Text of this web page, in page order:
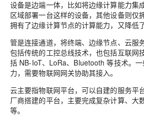
设备是边端一体，比如将边缘计算能力集
区域部署一台这样的设备，其他设备则仅
拥有了边缘计算节点的计算能力，又降低
管是连接通道，将终端、边缘节点、云服
包括传统的工控总线技术，也包括互联网
括 NB-IoT、LoRa、Bluetooth 等技术。
力，需要物联网网关协助其接入。
云主要指物联网平台，可以自建的服务平
厂商搭建的平台，主要完成复杂计算、大
等。